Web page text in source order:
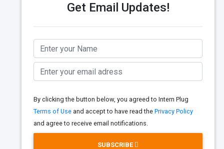
Get Email Updates!
By clicking the button below, you agreed to Intern Plug
Terms of Use and accept to have read the Privacy Policy
and agree to receive email notifications.
SUBSCRIBE